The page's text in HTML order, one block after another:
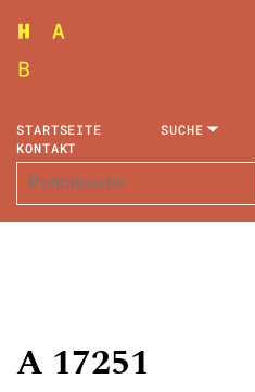
STARTSEITE SUCHE
KONTAKT
A 17251